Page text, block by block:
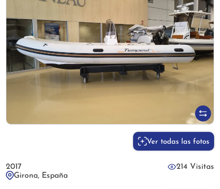
Ver todas las fotos
2017
214 Visitas
Girona, España